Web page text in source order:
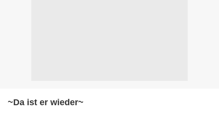
~Da ist er wieder~